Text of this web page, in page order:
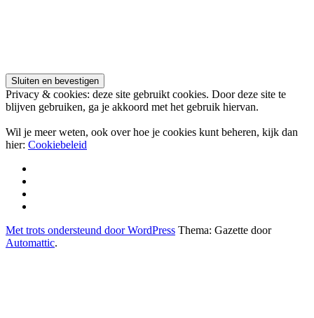
Privacy & cookies: deze site gebruikt cookies. Door deze site te
blijven gebruiken, ga je akkoord met het gebruik hiervan.
Wil je meer weten, ook over hoe je cookies kunt beheren, kijk dan
hier: Cookiebeleid
Met trots ondersteund door WordPress Thema: Gazette door
Automattic.